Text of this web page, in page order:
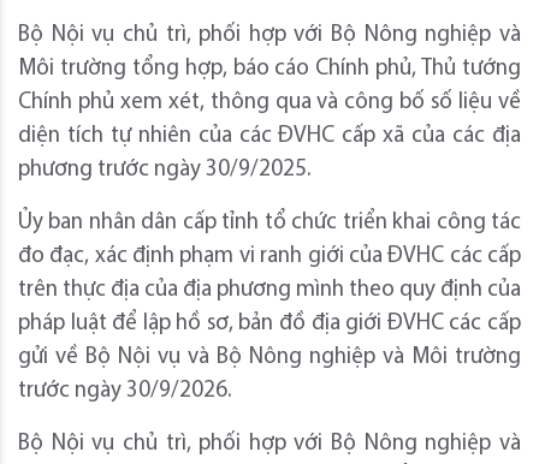
Bộ Nội vụ chủ trì, phối hợp với Bộ Nông nghiệp và
Môi trường tổng hợp, báo cáo Chính phủ, Thủ tướng
Chính phủ xem xét, thông qua và công bố số liệu về
diện tích tự nhiên của các ĐVHC cấp xã của các địa
phương trước ngày 30/9/2025.
Ủy ban nhân dân cấp tỉnh tổ chức triển khai công tác
đo đạc, xác định phạm vi ranh giới của ĐVHC các cấp
trên thực địa của địa phương mình theo quy định của
pháp luật để lập hồ sơ, bản đồ địa giới ĐVHC các cấp
gửi về Bộ Nội vụ và Bộ Nông nghiệp và Môi trường
trước ngày 30/9/2026.
Bộ Nội vụ chủ trì, phối hợp với Bộ Nông nghiệp và